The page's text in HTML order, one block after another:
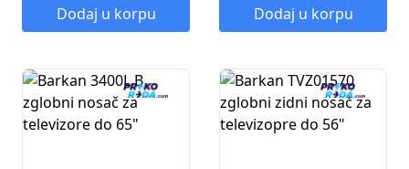
TELEVIZOR
Tip radijatora:ZIDNI NOSAČ ZA
TELEVIZOR
Tip ventilatora:ZIDNI NOSAČ
ZA TELEVIZOR
Dodaj u korpu
TELEVIZOR
Tip radijatora:ZIDNI NOSAČ ZA
TELEVIZOR
Tip ventilatora: ZIDNI NOSAČ
ZA TELEVIZOR
Dodaj u korpu